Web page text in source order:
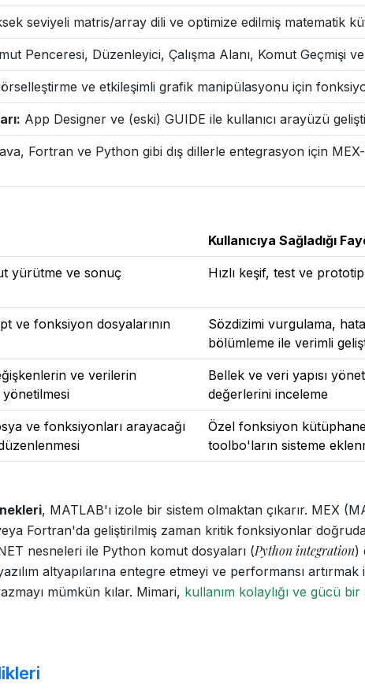
seviyeli matris/array dili ve optimize edilmiş matematik
Penceresi, Düzenleyici, Çalışma Alanı, Komut Geçmişi
ve etkileşimli grafik manipülasyonu için
App Designer ve (eski) GUIDE ile kullanıcı arayüzü
Fortran ve Python gibi dış dillerle entegrasyon için
Kullanıcıya Sağladığı
yürütme ve sonuç
Hızlı keşif, test ve
ve fonksiyon dosyalarının
Sözdizimi vurgulama,
bölümleme ile verimli
ve verilerin
Bellek ve veri yapısı
değerlerini inceleme
ve fonksiyonları arayacağı
Özel fonksiyon
toolbo'ların sisteme
, MATLAB'ı izole bir sistem olmaktan çıkarır. MEX
Fortran'da geliştirilmiş zaman kritik fonksiyonlar
nesneleri ile Python komut dosyaları (Python integration)
altyapılarına entegre etmeyi ve performansı
mümkün kılar. Mimari, kullanım kolaylığı ve gücü